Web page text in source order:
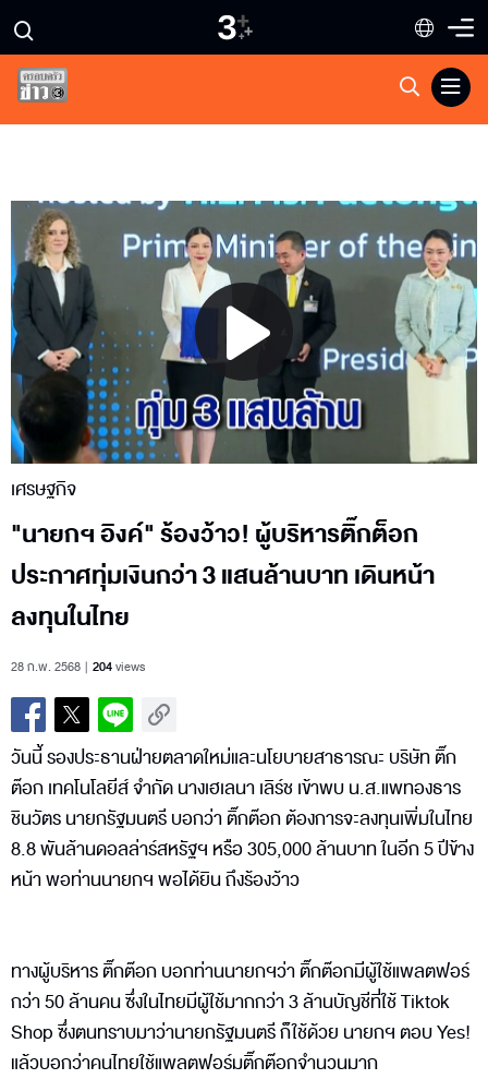
Play
Video
เศรษฐกิจ
"นายกฯ อิงค์" ร้องว้าว! ผู้บริหารติ๊กต็อก
ประกาศทุ่มเงินกว่า 3 แสนล้านบาท เดินหน้า
ลงทุนในไทย
28 ก.พ. 2568 204views
วันนี้ รองประธานฝ่ายตลาดใหม่และนโยบายสาธารณะ บริษัท ติ๊ก
ต๊อก เทคโนโลยีส์ จำกัด นางเฮเลนา เลิร์ช เข้าพบ น.ส.แพทองธาร
ชินวัตร นายกรัฐมนตรี บอกว่า ติ๊กต๊อก ต้องการจะลงทุนเพิ่มในไทย
8.8 พันล้านดอลล่าร์สหรัฐฯ หรือ 305,000 ล้านบาท ในอีก 5 ปีข้าง
หน้า พอท่านนายกฯ พอได้ยิน ถึงร้องว้าว
ทางผู้บริหาร ติ๊กต๊อก บอกท่านนายกฯว่า ติ๊กต๊อกมีผู้ใช้แพลตฟอร์
กว่า 50 ล้านคน ซึ่งในไทยมีผู้ใช้มากกว่า 3 ล้านบัญชีที่ใช้ Tiktok
Shop ซึ่งตนทราบมาว่านายกรัฐมนตรี ก็ใช้ด้วย นายกฯ ตอบ Yes!
แล้วบอกว่าคนไทยใช้แพลตฟอร์มติ๊กต๊อกจำนวนมาก